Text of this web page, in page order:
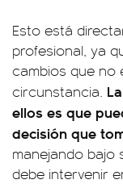
Esto está
profesional, ya
cambios que no
circunstancia.
ellos es que
decisión que
manejando bajo
debe intervenir